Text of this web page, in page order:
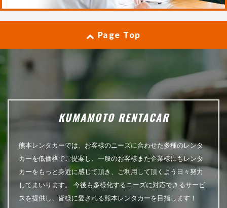
Page Top
KUMAMOTO RENTACAR
熊本レンタカーでは、お客様のニーズに合わせた多種のレンタ
カーを低価格でご提案し、一般のお客様また企業様にもレンタ
カーをもっと身近に感じて頂き、ご利用して頂くよう日々努力
してまいります。 今後も多様化するニーズに対応できるサービ
スを提供し、皆様に愛される熊本レンタカーを目指します！